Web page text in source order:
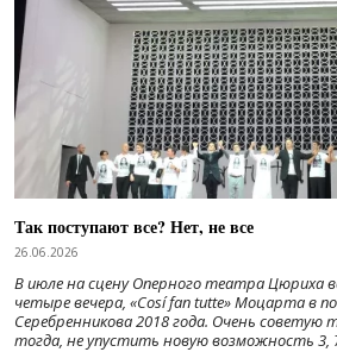
Так поступают все? Нет, не все
26.06.2026
В июле на сцену Оперного театра Цюриха
четыре вечера, «Cosí fan tutte» Моцарта в
Серебренникова 2018 года. Очень советую
тогда, не упустить новую возможность 3,